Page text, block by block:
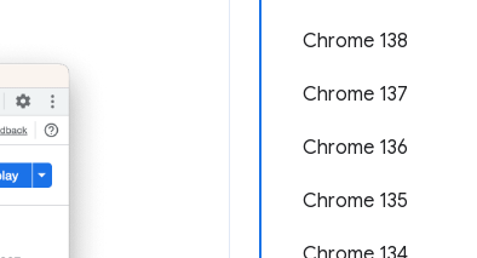
Chrome 138
Chrome 137
Chrome 136
Chrome 135